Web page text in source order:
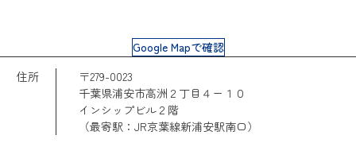
Google Mapで確認
住所
〒279-0023
千葉県浦安市高洲２丁目４ー１０
インシップビル２階
（最寄駅：JR京葉線新浦安駅南口）